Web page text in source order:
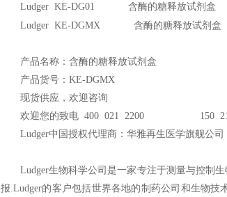
Ludger KE-DG01 含酶的糖释放试剂盒
Ludger KE-DGMX 含酶的糖释放试剂盒
产品名称：含酶的糖释放试剂盒
产品货号：KE-DGMX
现货供应，欢迎咨询
欢迎您的致电 400 021 2200 150
Ludger中国授权代理商：华雅再生医学旗舰公
Ludger生物科学公司是一家专注于测量与控制
报.Ludger的客户包括世界各地的制药公司和生物